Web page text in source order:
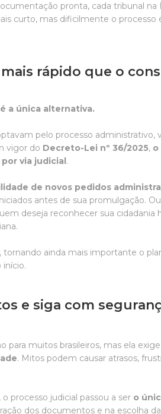
pronta, cada tribunal
curto, mas dificilmente o processo
rápido que o
a única alternativa.
pelo processo administrativo,
vigor do Decreto-Lei nº 36/2025, o
via judicial .
de novos pedidos
antes de sua promulgação.
deseja reconhecer sua cidadania
ainda mais importante o
e siga com
para muitos brasileiros, mas ela
. Mitos podem causar atrasos,
processo judicial passou a ser o
dos documentos e na escolha da